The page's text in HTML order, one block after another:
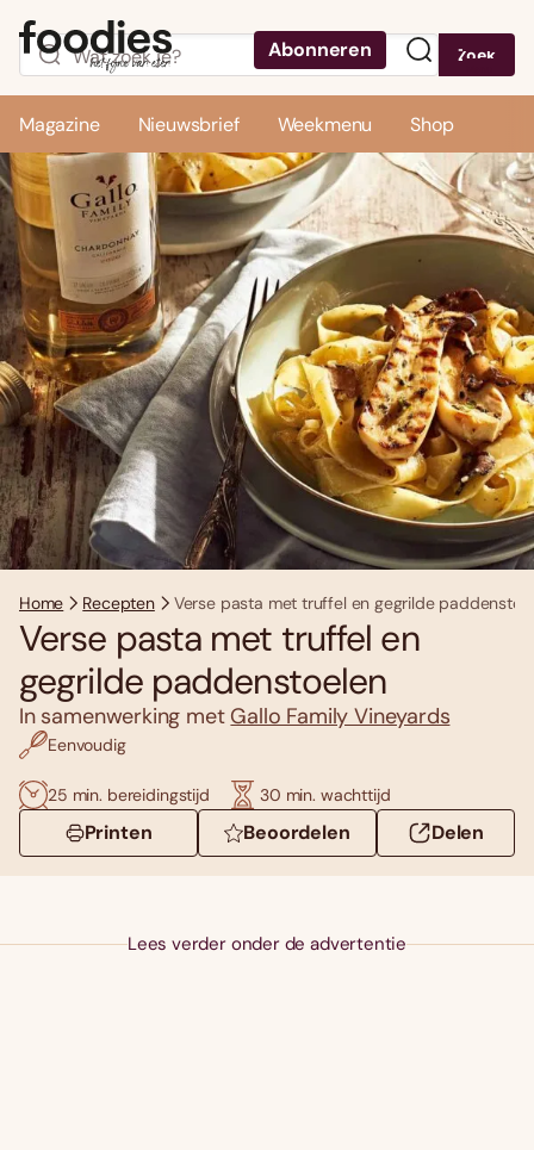
Abonneren Zoek
Magazine Nieuwsbrief Weekmenu Shop
Home Recepten Verse pasta met truffel en gegrilde
Verse pasta met truffel en
gegrilde paddenstoelen
In samenwerking met Gallo Family Vineyards
Eenvoudig
25 min. bereidingstijd 30 min. wachttijd
Printen Beoordelen Delen
Lees verder onder de advertentie